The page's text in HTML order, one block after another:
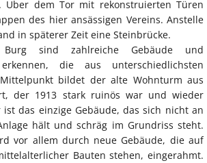
Über dem Tor mit rekonstruierten Türen
des hier ansässigen Vereins. Anstelle
in späterer Zeit eine Steinbrücke.
sind zahlreiche Gebäude und
die aus unterschiedlichsten
bildet der alte Wohnturm aus
der 1913 stark ruinös war und wieder
das einzige Gebäude, das sich nicht an
hält und schräg im Grundriss steht.
vor allem durch neue Gebäude, die auf
Bauten stehen, eingerahmt.